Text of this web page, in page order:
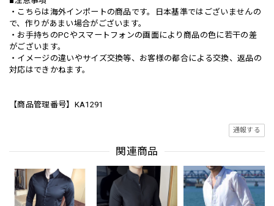
・こちらは海外インポートの商品です。日本基準ではございませんの
で、作りがあまい場合がございます。
・お手持ちのPCやスマートフォンの画面により商品の色に若干の差
がございます。
・イメージの違いやサイズ交換等、お客様の都合による交換、返品の
対応はできかねます。
【商品管理番号】KA1291
通報する
関連商品